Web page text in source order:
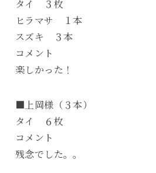
タイ ３枚
ヒラマサ １本
スズキ ３本
コメント
楽しかった！
■上岡様（３本）
タイ ６枚
コメント
残念でした。。